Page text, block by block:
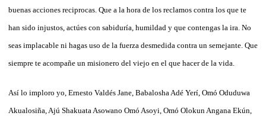
buenas acciones reciprocas. Que a la hora de los reclamos contra los que te
han sido injustos, actúes con sabiduría, humildad y que contengas la ira. No
seas implacable ni hagas uso de la fuerza desmedida contra un semejante. Que
siempre te acompañe un misionero del viejo en el que hacer de la vida.
Así lo imploro yo, Ernesto Valdés Jane, Babalosha Adé Yerí, Omó Oduduwa
Akualosiña, Ajú Shakuata Asowano Omó Asoyi, Omó Olokun Angana Ekún,